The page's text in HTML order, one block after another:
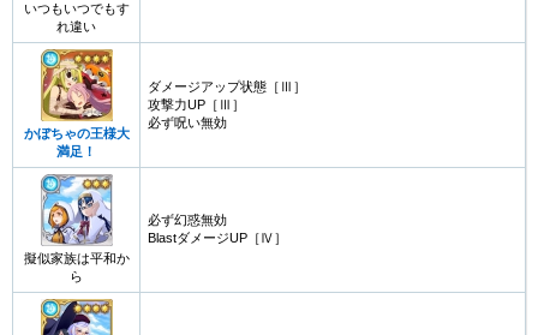
いつもいつでもす
れ違い
かぼちゃの王様大
満足！
ダメージアップ状態［Ⅲ］
攻撃力UP［Ⅲ］
必ず呪い無効
擬似家族は平和か
ら
必ず幻惑無効
BlastダメージUP［Ⅳ］